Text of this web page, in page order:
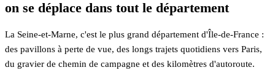
on se déplace dans tout le département
La Seine-et-Marne, c'est le plus grand département d'Île-de-France :
des pavillons à perte de vue, des longs trajets quotidiens vers Paris,
du gravier de chemin de campagne et des kilomètres d'autoroute.